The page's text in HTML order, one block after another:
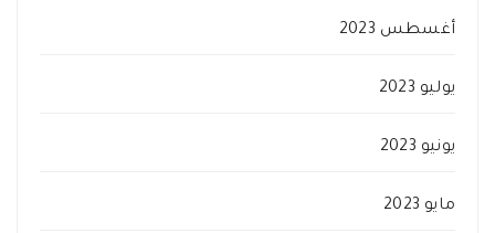
أغسطس 2023
يوليو 2023
يونيو 2023
مايو 2023